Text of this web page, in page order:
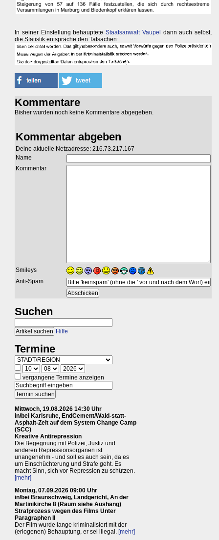
In seiner Einstellung behaupteteStaatsanwalt Vaupel dann auch selbst,
die Statistik entspräche den Tatsachen:
Kommentare
Bisher wurden noch keine Kommentare abgegeben.
Kommentar abgeben
Deine aktuelle Netzadresse: 216.73.217.167
Name
Kommentar
Smileys
Anti-Spam
Suchen
Hilfe
Termine
vergangene Termine anzeigen
Mittwoch, 19.08.2026 14:30 Uhr
in/bei Karlsruhe, EndCement/Wald-statt-
Asphalt-Zelt auf dem System Change Camp
(SCC)
Kreative Antirepression
Die Begegnung mit Polizei, Justiz und
anderen Repressionsorganen ist
unangenehm - und soll es auch sein, da es
um Einschüchterung und Strafe geht. Es
macht Sinn, sich vor Repression zu schützen.
[mehr]
Montag, 07.09.2026 09:00 Uhr
in/bei Braunschweig, Landgericht, An der
Martinikirche 8 (Raum siehe Aushang)
Strafprozess wegen des Films Unter
Paragraphen II
Der Film wurde lange kriminalisiert mit der
(erlogenen) Behauptung, er sei illegal. [mehr]